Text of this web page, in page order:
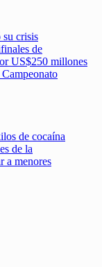
crisis
de
US$250 millones
de cocaína
de la
a menores